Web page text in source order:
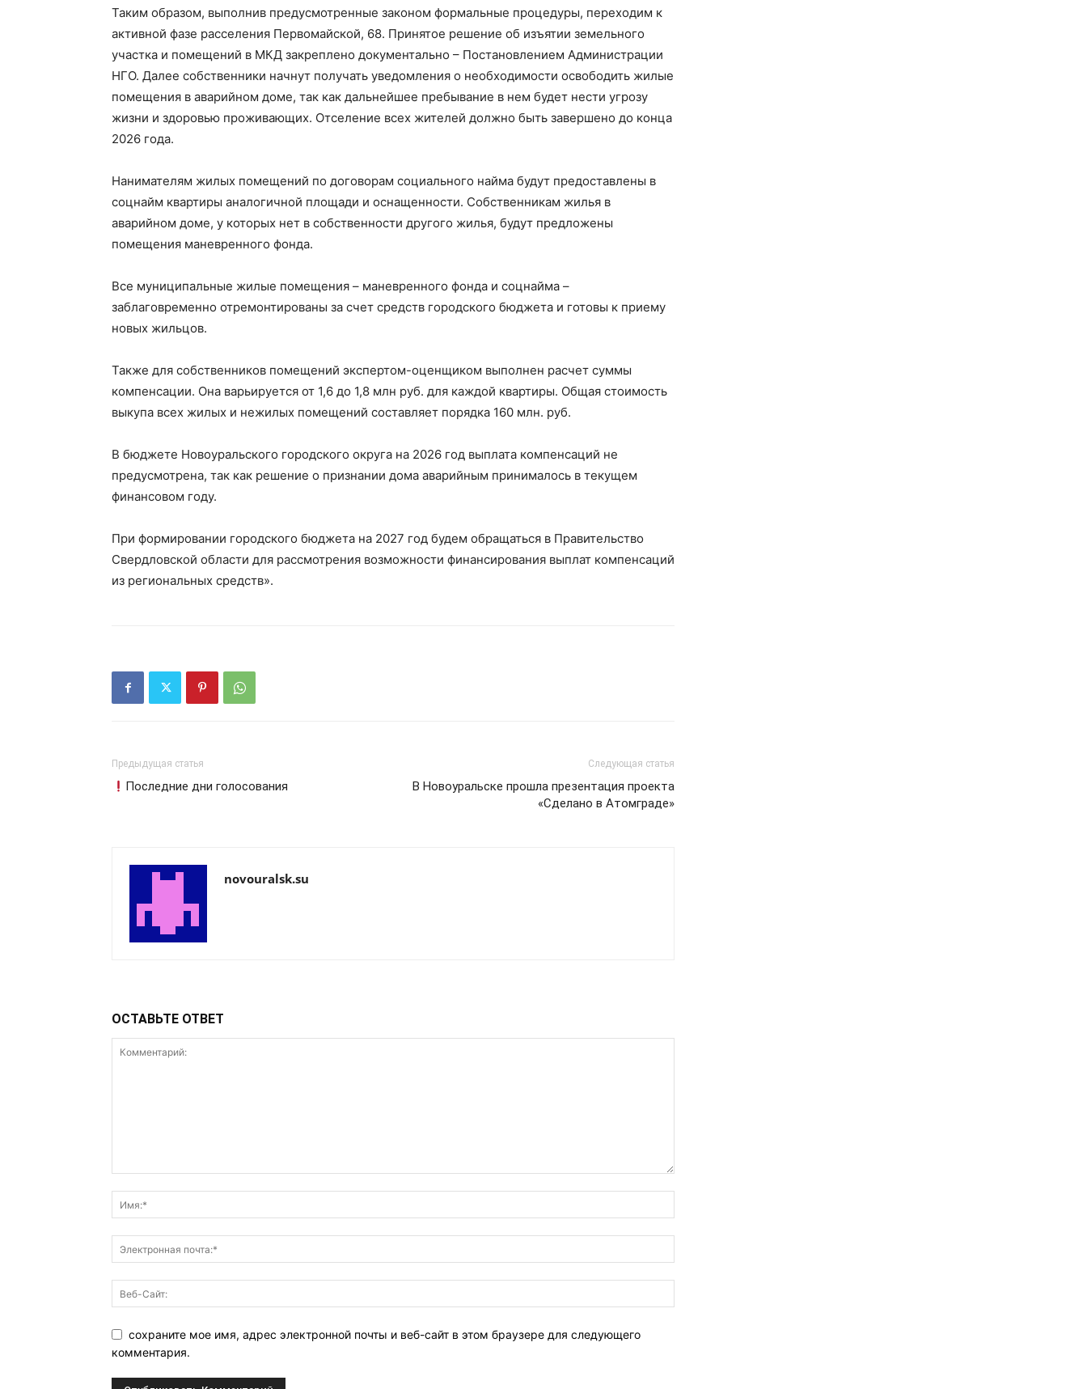
Таким образом, выполнив предусмотренные законом формальные процедуры, переходим к
активной фазе расселения Первомайской, 68. Принятое решение об изъятии земельного
участка и помещений в МКД закреплено документально – Постановлением Администрации
НГО. Далее собственники начнут получать уведомления о необходимости освободить жилые
помещения в аварийном доме, так как дальнейшее пребывание в нем будет нести угрозу
жизни и здоровью проживающих. Отселение всех жителей должно быть завершено до конца
2026 года.
Нанимателям жилых помещений по договорам социального найма будут предоставлены в
соцнайм квартиры аналогичной площади и оснащенности. Собственникам жилья в
аварийном доме, у которых нет в собственности другого жилья, будут предложены
помещения маневренного фонда.
Все муниципальные жилые помещения – маневренного фонда и соцнайма –
заблаговременно отремонтированы за счет средств городского бюджета и готовы к приему
новых жильцов.
Также для собственников помещений экспертом-оценщиком выполнен расчет суммы
компенсации. Она варьируется от 1,6 до 1,8 млн руб. для каждой квартиры. Общая стоимость
выкупа всех жилых и нежилых помещений составляет порядка 160 млн. руб.
В бюджете Новоуральского городского округа на 2026 год выплата компенсаций не
предусмотрена, так как решение о признании дома аварийным принималось в текущем
финансовом году.
При формировании городского бюджета на 2027 год будем обращаться в Правительство
Свердловской области для рассмотрения возможности финансирования выплат компенсаций
из региональных средств».
Предыдущая статья
Последние дни голосования
Следующая статья
В Новоуральске прошла презентация проекта
«Сделано в Атомграде»
novouralsk.su
ОСТАВЬТЕ ОТВЕТ
сохраните мое имя, адрес электронной почты и веб-сайт в этом браузере для следующего
комментария.